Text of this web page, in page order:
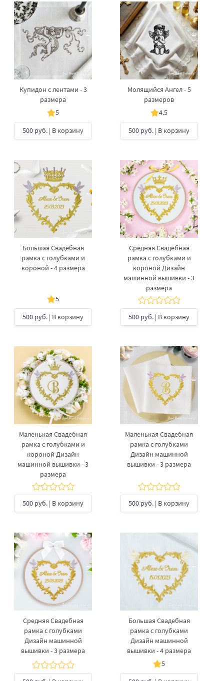
Купидон с лентами - 3
размера
5
500 руб. | В корзину
Молящийся Ангел - 5
размеров
4.5
500 руб. | В корзину
Большая Свадебная
рамка с голубками и
короной - 4 размера
5
500 руб. | В корзину
Средняя Свадебная
рамка с голубками и
короной Дизайн
машинной вышивки - 3
размера
500 руб. | В корзину
Маленькая Свадебная
рамка с голубками и
короной Дизайн
машинной вышивки - 3
размера
500 руб. | В корзину
Маленькая Свадебная
рамка с голубками
Дизайн машинной
вышивки - 3 размера
500 руб. | В корзину
Средняя Свадебная
рамка с голубками
Дизайн машинной
вышивки - 3 размера
Большая Свадебная
рамка с голубками
Дизайн машинной
вышивки - 4 размера
5